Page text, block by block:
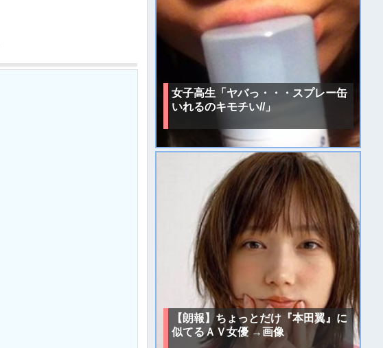
女子高生「ヤバっ・・・スプレー缶
いれるのキモチい//」
【朗報】ちょっとだけ『本田翼』に
似てるＡＶ女優 →画像